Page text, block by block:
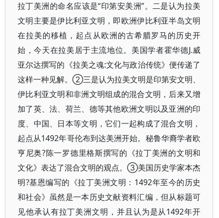
拉丁美洲的命名应该是“印第安美洲”。二是认为拉美
文明主要是伊比利亚文明，即欧洲伊比利亚半岛文明
在拉美的移植，起点从欧洲的古希腊罗马的历史开
始，今天在拉美居于主流地位。美国学者霍华德J.威
亚尔达撰写的《拉美之魂:文化与政治传统》便传递了
这样一种见解。②三是认为拉美文明是印第安文明、
伊比利亚文明和非洲文明组成的混合文明，后来又增
加了英、法、荷兰、德等其他欧洲文明以及亚洲的印
度、中国、日本等文明，它们一起构成了混合文明，
起点从1492年哥伦布到达美洲开始。秘鲁华裔学者欧
亨尼奥?陈一罗德里格斯撰写的《拉丁美洲的文明和
文化》表达了混合文明的观点。③美国历史学家本杰
明?基恩编写的《拉丁美洲文明：1492年至今的历史
和社会》虽然是一本历史文献资料汇编，但从标题可
见他承认有拉丁美洲文明，并且认为是从1492年开